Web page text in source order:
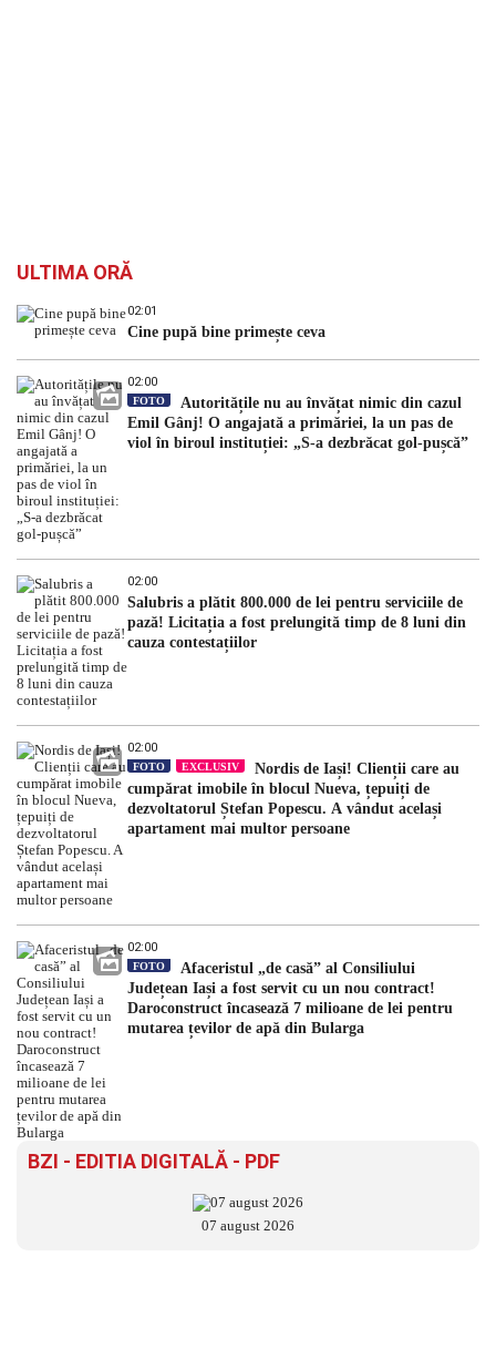
ULTIMA ORĂ
02:01
Cine pupă bine primește ceva
02:00
FOTO
Autoritățile nu au învățat nimic din cazul
Emil Gânj! O angajată a primăriei, la un pas de
viol în biroul instituției: „S-a dezbrăcat gol-pușcă”
02:00
Salubris a plătit 800.000 de lei pentru serviciile de
pază! Licitația a fost prelungită timp de 8 luni din
cauza contestațiilor
02:00
FOTO EXCLUSIV
Nordis de Iași! Clienții care au
cumpărat imobile în blocul Nueva, țepuiți de
dezvoltatorul Ștefan Popescu. A vândut același
apartament mai multor persoane
02:00
FOTO
Afaceristul „de casă” al Consiliului
Județean Iași a fost servit cu un nou contract!
Daroconstruct încasează 7 milioane de lei pentru
mutarea țevilor de apă din Bularga
BZI - EDITIA DIGITALĂ - PDF
07 august 2026